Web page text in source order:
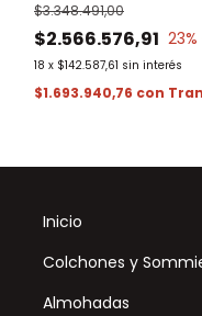
$2.566.576,91
$3.348.491,00
23%
18 x $142.587,61 sin interés
$1.693.940,76 con
Inicio
Colchones y
Almohadas